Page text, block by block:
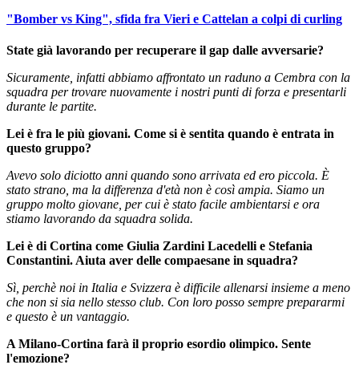
"Bomber vs King", sfida fra Vieri e Cattelan a colpi di curling
State già lavorando per recuperare il gap dalle avversarie?
Sicuramente, infatti abbiamo affrontato un raduno a Cembra con la
squadra per trovare nuovamente i nostri punti di forza e presentarli
durante le partite.
Lei è fra le più giovani. Come si è sentita quando è entrata in
questo gruppo?
Avevo solo diciotto anni quando sono arrivata ed ero piccola. È
stato strano, ma la differenza d'età non è così ampia. Siamo un
gruppo molto giovane, per cui è stato facile ambientarsi e ora
stiamo lavorando da squadra solida.
Lei è di Cortina come Giulia Zardini Lacedelli e Stefania
Constantini. Aiuta aver delle compaesane in squadra?
Sì, perchè noi in Italia e Svizzera è difficile allenarsi insieme a meno
che non si sia nello stesso club. Con loro posso sempre prepararmi
e questo è un vantaggio.
A Milano-Cortina farà il proprio esordio olimpico. Sente
l'emozione?